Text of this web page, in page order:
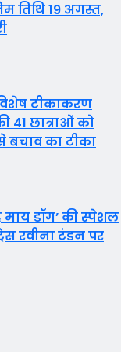
तिथि 19 अगस्त,
टीकाकरण
41 छात्राओं को
का टीका
डॉग’ की स्पेशल
रवीना टंडन पर